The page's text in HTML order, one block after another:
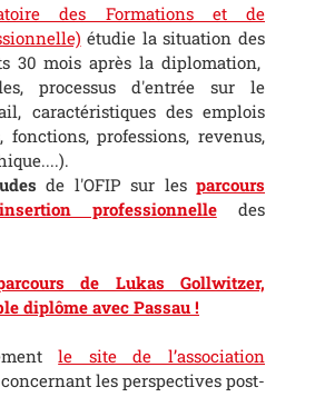
des Formations et de
étudie la situation des
30 mois après la diplomation,
processus d'entrée sur le
caractéristiques des emplois
fonctions, professions, revenus,
de l'OFIP sur lesparcours
professionnelle
des
de Lukas Gollwitzer,
diplôme avec Passau !
le site de l’association
concernant les perspectives post-